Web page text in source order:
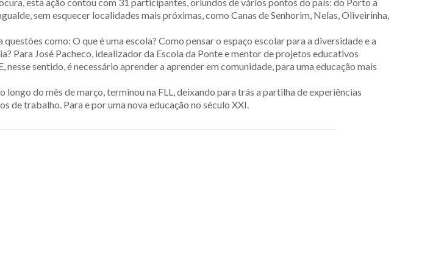
sem esquecer localidades mais próximas, como Canas de Senhorim, Nelas, Oliveirinha,
como: O que é uma escola? Como pensar o espaço escolar para a diversidade e a
Para José Pacheco, idealizador da Escola da Ponte e mentor de projetos educativos
nesse sentido, é necessário aprender a aprender em comunidade, para uma educação mais
do mês de março, terminou na FLL, deixando para trás a partilha de experiências
de trabalho. Para e por uma nova educação no século XXI.